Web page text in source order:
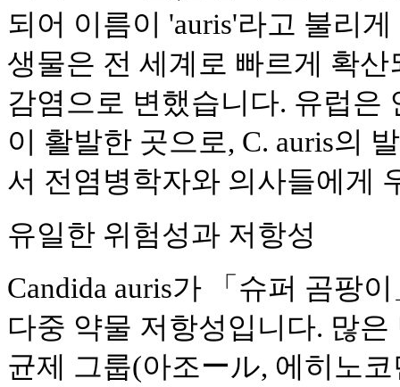
되어 이름이 'auris'라고 불리
생물은 전 세계로 빠르게 확
감염으로 변했습니다. 유럽은
이 활발한 곳으로, C. auris의
서 전염병학자와 의사들에게
유일한 위험성과 저항성
Candida auris가 「슈퍼 곰팡
다중 약물 저항성입니다. 많
균제 그룹(아조ール, 에히노